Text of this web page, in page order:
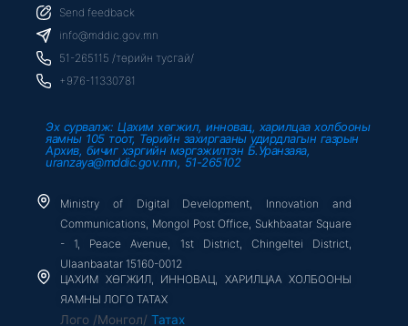
b
o
o
k
f
t
r
u
e
Send feedback
info@mddic.gov.mn
51-265115 /төрийн тусгай/
+976-11330781
Эх сурвалж: Цахим хөгжил, инновац, харилцаа холбооны
яамны 105 тоот, Төрийн захиргааны удирдлагын газрын
Архив, бичиг хэргийн мэргэжилтэн Б.Уранзаяа,
uranzaya@mddic.gov.mn, 51-265102
Ministry of Digital Development, Innovation and
Communications, Mongol Post Office, Sukhbaatar Square
- 1, Peace Avenue, 1st District, Chingeltei District,
Ulaanbaatar 15160-0012
ЦАХИМ ХӨГЖИЛ, ИННОВАЦ, ХАРИЛЦАА ХОЛБООНЫ
ЯАМНЫ ЛОГО ТАТАХ
Лого /Монгол/ Татах